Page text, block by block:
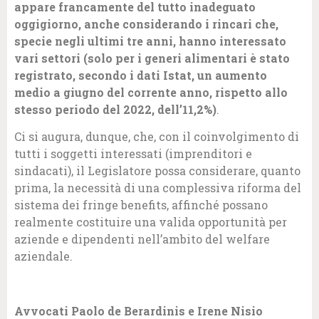
appare francamente del tutto inadeguato
oggigiorno, anche considerando i rincari che,
specie negli ultimi tre anni, hanno interessato
vari settori (solo per i generi alimentari è stato
registrato, secondo i dati Istat, un aumento
medio a giugno del corrente anno, rispetto allo
stesso periodo del 2022, dell’11,2%).
Ci si augura, dunque, che, con il coinvolgimento di
tutti i soggetti interessati (imprenditori e
sindacati), il Legislatore possa considerare, quanto
prima, la necessità di una complessiva riforma del
sistema dei fringe benefits, affinché possano
realmente costituire una valida opportunità per
aziende e dipendenti nell’ambito del welfare
aziendale.
Avvocati Paolo de Berardinis e Irene Nisio